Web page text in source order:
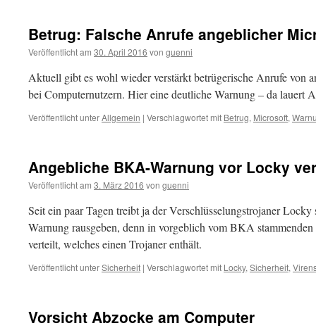
Betrug: Falsche Anrufe angeblicher
Veröffentlicht am 30. April 2016 von guenni
Aktuell gibt es wohl wieder verstärkt betrügerische Anrufe von
bei Computernutzern. Hier eine deutliche Warnung – da lauert
Veröffentlicht unterAllgemein | Verschlagwortet mit Betrug, Microsoft,
Angebliche BKA-Warnung vor Locky
Veröffentlicht am 3. März 2016 von guenni
Seit ein paar Tagen treibt ja der Verschlüsselungstrojaner
Warnung rausgeben, denn in vorgeblich vom BKA
verteilt, welches einen Trojaner enthält.
Veröffentlicht unterSicherheit | Verschlagwortet mit Locky, Sicherheit,
Vorsicht Abzocke am Computer